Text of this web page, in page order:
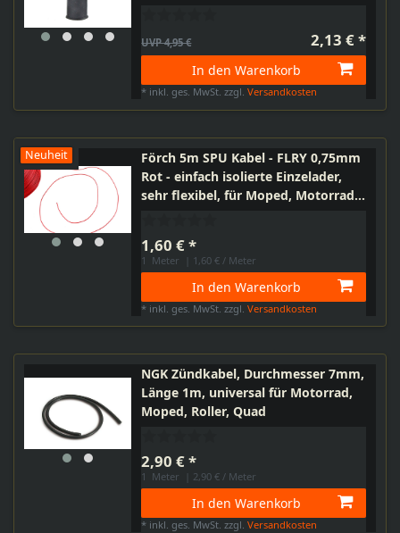
UVP 4,95 € 2,13 € *
In den Warenkorb
* inkl. ges. MwSt. zzgl.Versandkosten
Neuheit
Förch 5m SPU Kabel - FLRY 0,75mm
Rot - einfach isolierte Einzelader,
sehr flexibel, für Moped, Motorrad,
1,60 € *
1 Meter | 1,60 € / Meter
In den Warenkorb
* inkl. ges. MwSt. zzgl.Versandkosten
NGK Zündkabel, Durchmesser 7mm,
Länge 1m, universal für Motorrad,
Moped, Roller, Quad
2,90 € *
1 Meter | 2,90 € / Meter
In den Warenkorb
* inkl. ges. MwSt. zzgl.Versandkosten